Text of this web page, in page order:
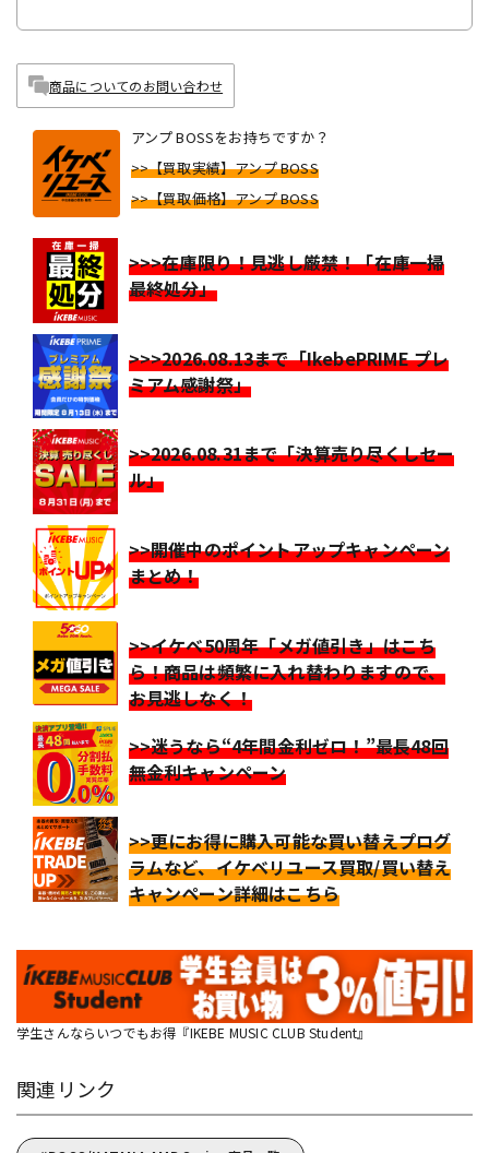
商品についてのお問い合わせ
アンプ BOSSをお持ちですか？
>>【買取実績】アンプ BOSS
>>【買取価格】アンプ BOSS
>>>在庫限り！見逃し厳禁！「在庫一掃
最終処分」
>>>2026.08.13まで「IkebePRIME プレ
ミアム感謝祭」
>>2026.08.31まで「決算売り尽くしセー
ル」
>>開催中のポイントアップキャンペーン
まとめ！
>>イケベ50周年「メガ値引き」はこち
ら！商品は頻繁に入れ替わりますので、
お見逃しなく！
>>迷うなら“4年間金利ゼロ！”最長48回
無金利キャンペーン
>>更にお得に購入可能な買い替えプログ
ラムなど、イケベリユース買取/買い替え
キャンペーン詳細はこちら
学生さんならいつでもお得『IKEBE MUSIC CLUB Student』
関連リンク